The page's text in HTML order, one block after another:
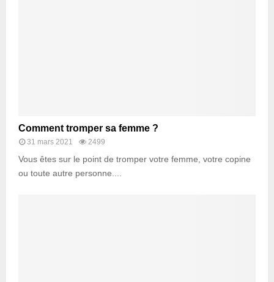
Comment tromper sa femme ?
31 mars 2021 2499
Vous êtes sur le point de tromper votre femme, votre copine
ou toute autre personne....